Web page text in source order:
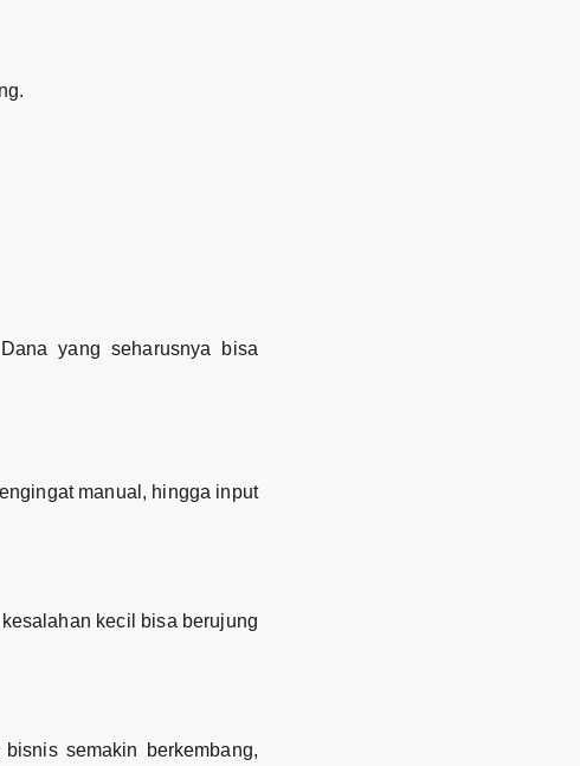
yang seharusnya bisa
manual, hingga input
kecil bisa berujung
semakin berkembang,